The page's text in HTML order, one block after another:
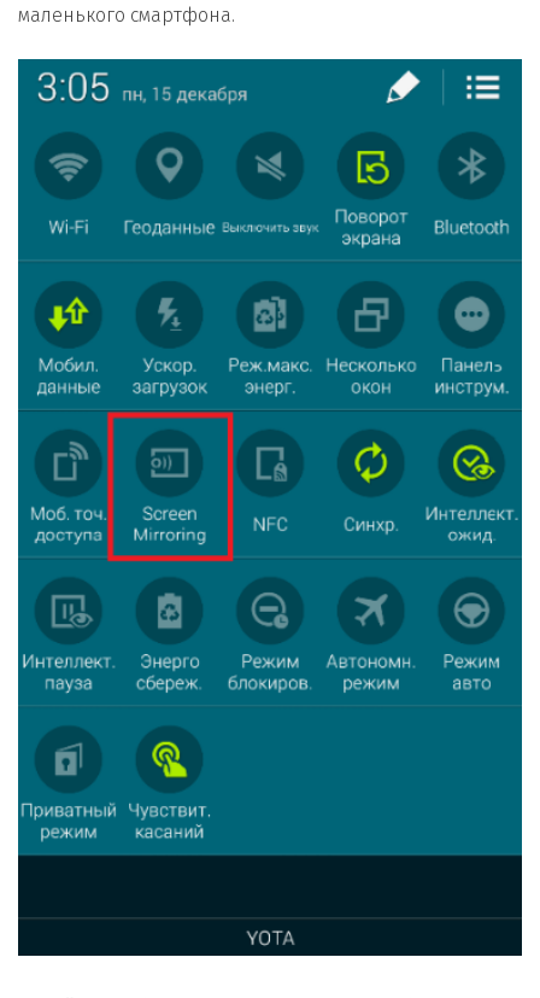
маленького смартфона.